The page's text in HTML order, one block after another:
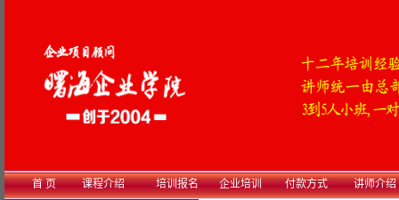
首 页 课程介绍 培训报名 企业培训 付款方式 讲师介绍